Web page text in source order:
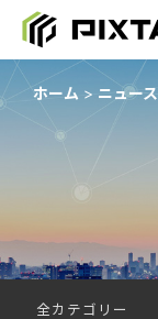
ホーム ニュース
全カテゴリー